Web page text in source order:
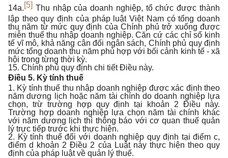
14a.[5] Thu nhập của doanh nghiệp, tổ chức được thành
lập theo quy định của pháp luật Việt Nam có tổng doanh
thu năm từ mức quy định của Chính phủ trở xuống được
miễn thuế thu nhập doanh nghiệp. Căn cứ các chỉ số kinh
tế vĩ mô, khả năng cân đối ngân sách, Chính phủ quy định
mức tổng doanh thu năm phù hợp với bối cảnh kinh tế - xã
hội trong từng thời kỳ.
15. Chính phủ quy định chi tiết Điều này.
Điều 5. Kỳ tính thuế
1. Kỳ tính thuế thu nhập doanh nghiệp được xác định theo
năm dương lịch hoặc năm tài chính do doanh nghiệp lựa
chọn, trừ trường hợp quy định tại khoản 2 Điều này.
Trường hợp doanh nghiệp lựa chọn năm tài chính khác
với năm dương lịch thì thông báo với cơ quan thuế quản
lý trực tiếp trước khi thực hiện.
2. Kỳ tính thuế đối với doanh nghiệp quy định tại điểm c,
điểm d khoản 2 Điều 2 của Luật này thực hiện theo quy
định của pháp luật về quản lý thuế.